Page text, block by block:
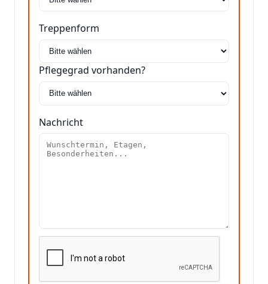
Treppenform
Pflegegrad vorhanden?
Nachricht